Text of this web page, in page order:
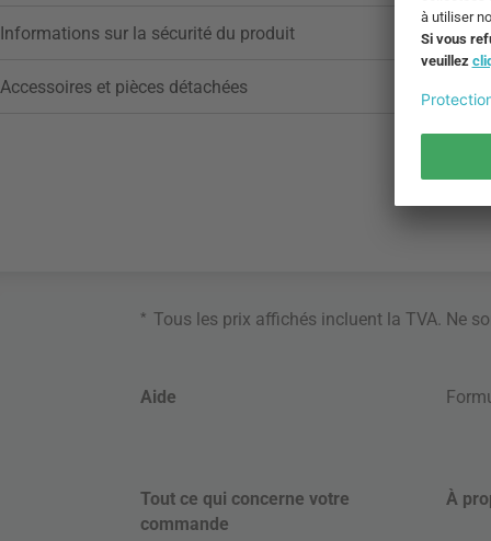
Informations sur la sécurité du produit
Accessoires et pièces détachées
* Tous les prix affichés incluent la TVA. Ne
Aide
Tout ce qui concerne votre
commande
À